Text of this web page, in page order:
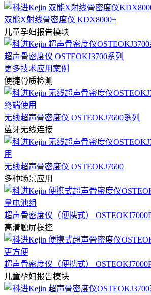
双能X射线骨密度仪 KDX8000+
儿童孕妇报告模块
超声骨密度仪 OSTEOKJ3700系列
更多技术应用案例
便捷骨质检测
无线超声骨密度仪 OSTEOKJ7600系列
蓝牙无线连接
无线超声骨密度仪 OSTEOKJ7600
多种场景应用
超声骨密度仪（便携式）
高清触屏操控
超声骨密度仪（便携式）
儿童孕妇报告模块